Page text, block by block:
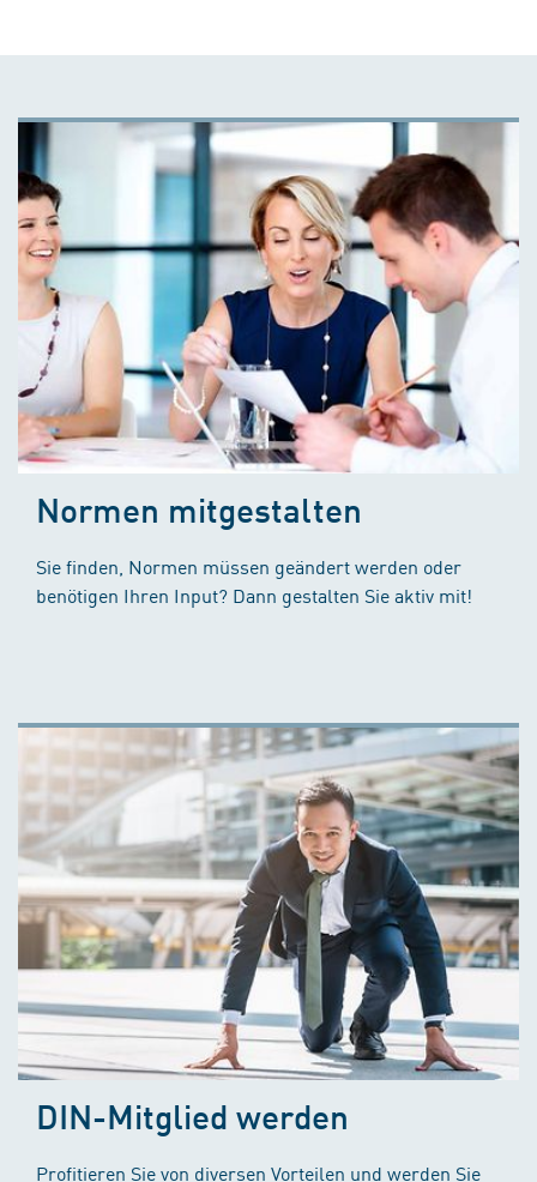
Normen mitgestalten
Sie finden, Normen müssen geändert werden oder
benötigen Ihren Input? Dann gestalten Sie aktiv mit!
DIN-Mitglied werden
Profitieren Sie von diversen Vorteilen und werden Sie